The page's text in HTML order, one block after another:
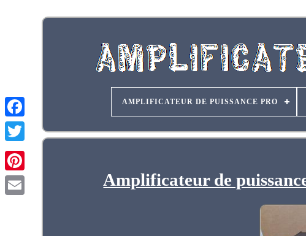
AMPLIFICATEUR DE PUISSANCE PRO
Amplificateur de